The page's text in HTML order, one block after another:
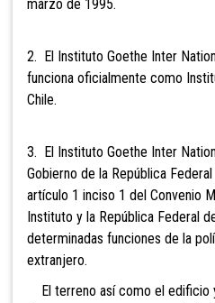
marzo de 1995.
2. El Instituto Goethe Inter
funciona oficialmente como
Chile.
3. El Instituto Goethe Inter
Gobierno de la República
artículo 1 inciso 1 del Convenio
Instituto y la República Federal
determinadas funciones de la
extranjero.
El terreno así como el edificio